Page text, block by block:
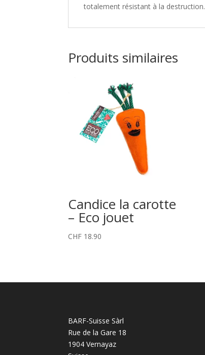
totalement résistant à la destruction.
Produits similaires
Candice la carotte
– Eco jouet
CHF 18.90
BARF-Suisse Sàrl
Rue de la Gare 18
1904 Vernayaz